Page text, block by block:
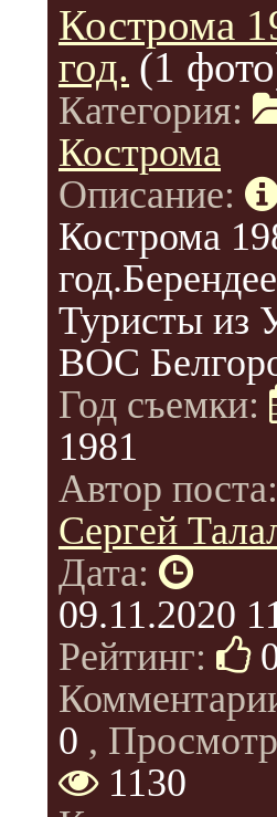
Кострома
год. (1
Категория:
Кострома
Описание:
Кострома
Туристы
ВОС
Год съемки:
1981
Автор
Сергей
Дата:
09.11.2020
Рейтинг:
0 ,
1130